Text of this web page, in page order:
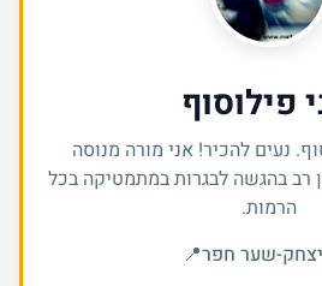
פילוסוף
נעים להכיר! אני מורה מנוסה
רב בהגשה לבגרות במתמטיקה בכל
הרמות.
שער חפר📍